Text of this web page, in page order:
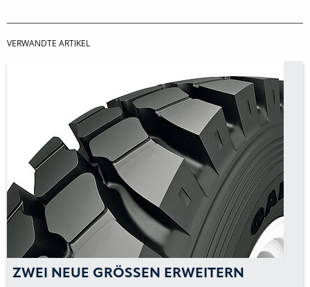
VERWANDTE ARTIKEL
ZWEI NEUE GRÖSSEN ERWEITERN E